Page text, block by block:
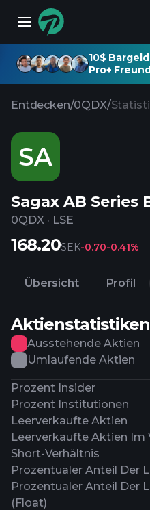
10$
Pro+
Entdecken/0QDX/
SA
Sagax AB Series
0QDX · LSE
168.20SEK-0.70-0.41%
Übersicht Profil
Aktienstatistiken
Ausstehende Aktien
Umlaufende Aktien
Prozent Insider
Prozent Institutionen
Leerverkaufte Aktien
Leerverkaufte Aktien Im
Short-Verhältnis
Prozentualer Anteil Der
Prozentualer Anteil Der
(Float)